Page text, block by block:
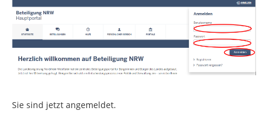
Sie sind jetzt angemeldet.